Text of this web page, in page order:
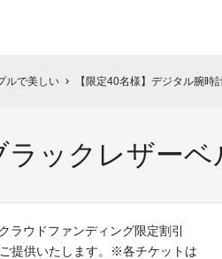
ルで美しい chevron_right 【限定40名様】デジタル腕
ラックレザー
ラウドファンディング限定割引
提供いたします。※各チケットは